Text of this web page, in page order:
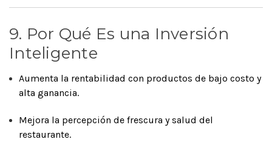
9. Por Qué Es una Inversión
Inteligente
Aumenta la rentabilidad con productos de bajo costo y
alta ganancia.
Mejora la percepción de frescura y salud del
restaurante.